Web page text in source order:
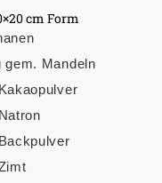
cm Form
gem. Mandeln
Kakaopulver
Natron
Backpulver